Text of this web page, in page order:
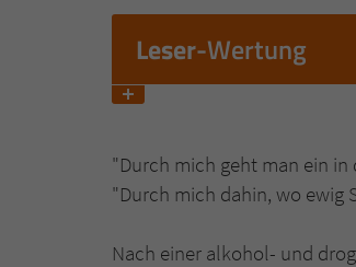
Leser-Wertung
"Durch mich geht man ein
"Durch mich dahin, wo ewig
Nach einer alkohol- und